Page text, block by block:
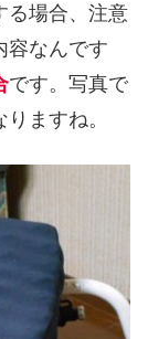
る場合、注意
容なんです
です。写真で
ますね。